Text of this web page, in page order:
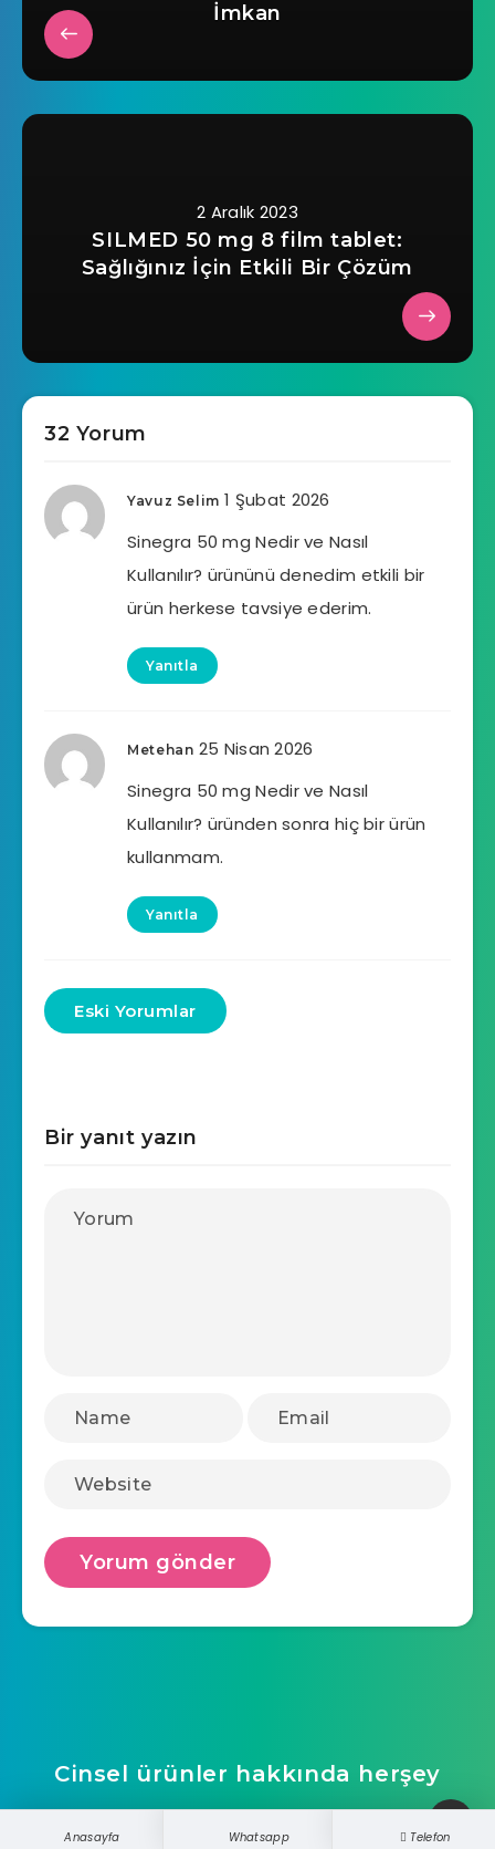
Anasayfa Whatsapp Telefon
İmkan
2 Aralık 2023
SILMED 50 mg 8 film tablet:
Sağlığınız İçin Etkili Bir Çözüm
32 Yorum
Yavuz Selim 1 Şubat 2026
Sinegra 50 mg Nedir ve Nasıl
Kullanılır? ürününü denedim etkili bir
ürün herkese tavsiye ederim.
Yanıtla
Metehan 25 Nisan 2026
Sinegra 50 mg Nedir ve Nasıl
Kullanılır? üründen sonra hiç bir ürün
kullanmam.
Yanıtla
Eski Yorumlar
Bir yanıt yazın
Cinsel ürünler hakkında herşey